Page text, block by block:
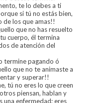
te lo debes a ti
si tú no estás bien,
de los que amas!!
que no has resuelto
cuerpo, él termina
de atención del
termine pagando ó
que no te animaste a
y superar!!
tú no eres lo que creen
piensan, hablan y
una enfermedad; eres